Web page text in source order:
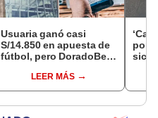
Usuaria ganó casi
S/14.850 en apuesta de
fútbol, pero DoradoBet
Indecopi multó a la
empresa con más de S/
LEER MÁS
por